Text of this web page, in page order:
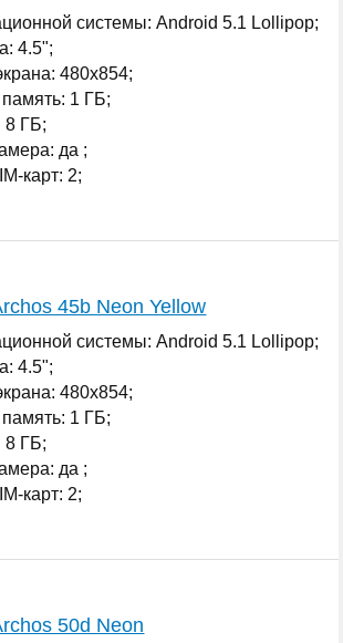
системы: Android 5.1 Lollipop;
4.5";
480x854;
1 ГБ;
8 ГБ;
да ;
карт: 2;
45b Neon Yellow
системы: Android 5.1 Lollipop;
4.5";
480x854;
1 ГБ;
8 ГБ;
да ;
карт: 2;
50d Neon